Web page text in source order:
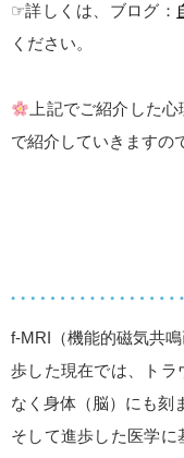
☞詳しくは、ブログ：
ください。
上記でご紹介した
で紹介していきますの
f-MRI（機能的磁気共
歩した現在では、ト
なく身体（脳）にも刻
そして進歩した医学